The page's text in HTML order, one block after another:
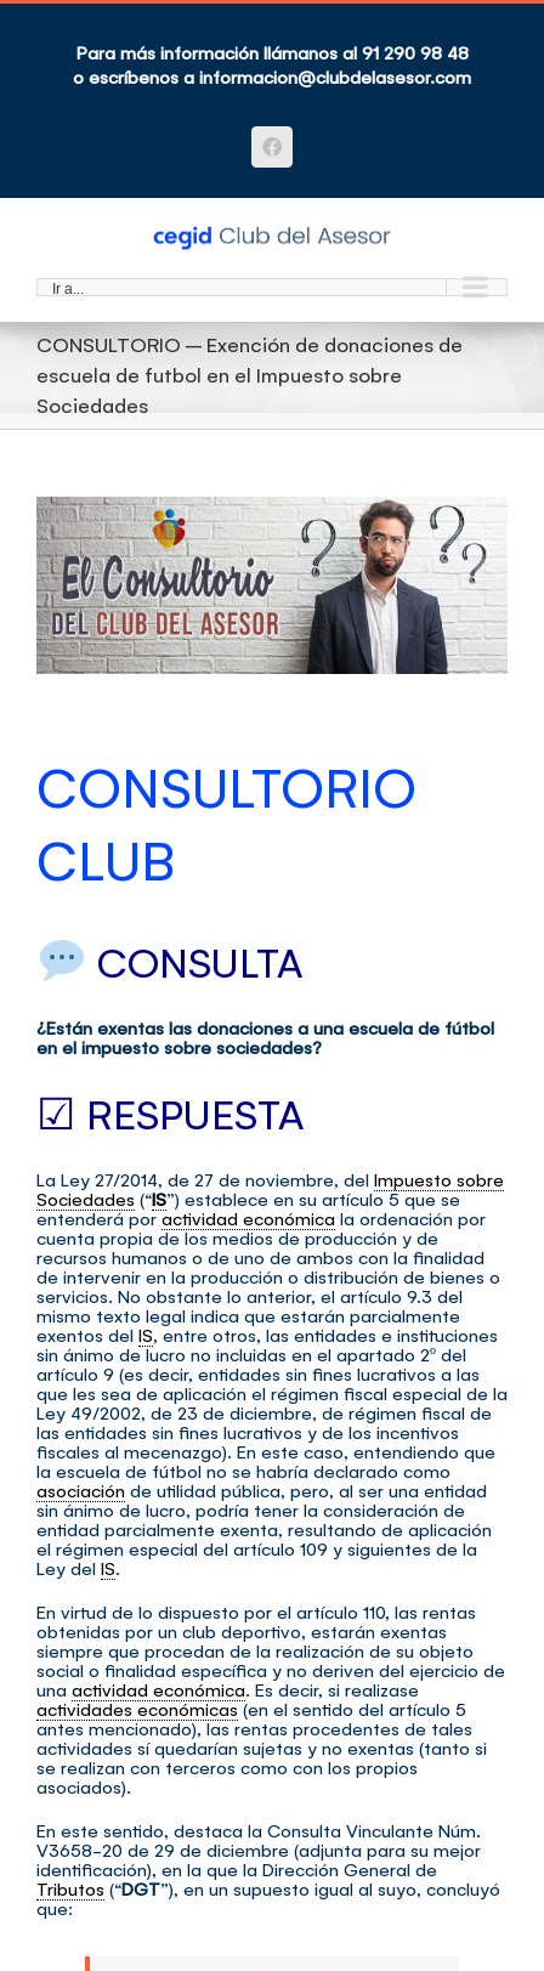
Saltar
contenidoPara más información llámanos al 91 290 98 48
o escríbenos a informacion@clubdelasesor.com
Facebook
Ir a...
CONSULTORIO – Exención de donaciones de
escuela de futbol en el Impuesto sobre
Sociedades
Ver
imagen
más
grande
CONSULTORIO
CLUB
CONSULTA
¿Están exentas las donaciones a una escuela de fútbol
en el impuesto sobre sociedades?
☑ RESPUESTA
La Ley 27/2014, de 27 de noviembre, del Impuesto sobre
Sociedades (“IS”) establece en su artículo 5 que se
entenderá poractividad económica la ordenación por
cuenta propia de los medios de producción y de
recursos humanos o de uno de ambos con la finalidad
de intervenir en la producción o distribución de bienes o
servicios. No obstante lo anterior, el artículo 9.3 del
mismo texto legal indica que estarán parcialmente
exentos del IS, entre otros, las entidades e instituciones
sin ánimo de lucro no incluidas en el apartado 2º del
artículo 9 (es decir, entidades sin fines lucrativos a las
que les sea de aplicación el régimen fiscal especial de la
Ley 49/2002, de 23 de diciembre, de régimen fiscal de
las entidades sin fines lucrativos y de los incentivos
fiscales al mecenazgo). En este caso, entendiendo que
la escuela de fútbol no se habría declarado como
asociación de utilidad pública, pero, al ser una entidad
sin ánimo de lucro, podría tener la consideración de
entidad parcialmente exenta, resultando de aplicación
el régimen especial del artículo 109 y siguientes de la
Ley del IS.
En virtud de lo dispuesto por el artículo 110, las rentas
obtenidas por un club deportivo, estarán exentas
siempre que procedan de la realización de su objeto
social o finalidad específica y no deriven del ejercicio de
una actividad económica. Es decir, si realizase
actividades económicas(en el sentido del artículo 5
antes mencionado), las rentas procedentes de tales
actividades sí quedarían sujetas y no exentas (tanto si
se realizan con terceros como con los propios
asociados).
En este sentido, destaca la Consulta Vinculante Núm.
V3658-20 de 29 de diciembre (adjunta para su mejor
identificación), en la que la Dirección General de
Tributos (“DGT”), en un supuesto igual al suyo, concluyó
que: